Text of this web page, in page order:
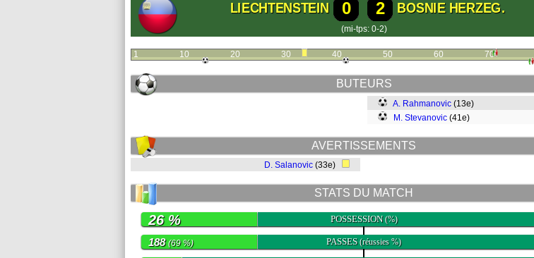
LIECHTENSTEIN 0 2 BOSNIE HERZEG.
(mi-tps: 0-2)
1 10 20 30 40 50 60 70
BUTEURS
A. Rahmanovic (13e)
M. Stevanovic (41e)
AVERTISSEMENTS
D. Salanovic (33e)
STATS DU MATCH
POSSESSION(%)
26 %
PASSES(réussies %)
188(69 %)